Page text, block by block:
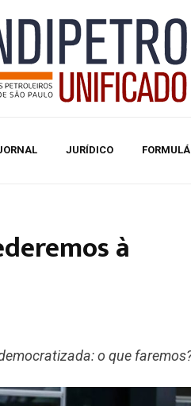
JURÍDICO
à
o que